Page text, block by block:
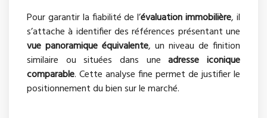
Pour garantir la fiabilité de l’évaluation immobilière, il
s’attache à identifier des références présentant une
vue panoramique équivalente, un niveau de finition
similaire ou situées dans uneadresse iconique
comparable. Cette analyse fine permet de justifier le
positionnement du bien sur le marché.